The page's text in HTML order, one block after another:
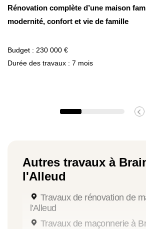
Rénovation complète d’une maison
modernité, confort et vie de famille
Budget : 230 000 €
Durée des travaux : 7 mois
Autres travaux à
l'Alleud
Travaux de rénovation de
l'Alleud
Travaux de maçonnerie à